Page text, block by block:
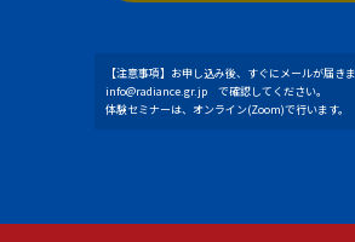
【注意事項】お申し込み後、すぐにメールが届き
info@radiance.gr.jp で確認してください。
体験セミナーは、オンライン(Zoom)で行います。